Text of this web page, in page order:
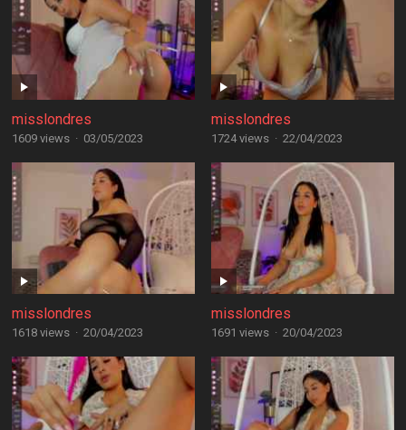
misslondres
1609 views · 03/05/2023
misslondres
1724 views · 22/04/2023
misslondres
1618 views · 20/04/2023
misslondres
1691 views · 20/04/2023